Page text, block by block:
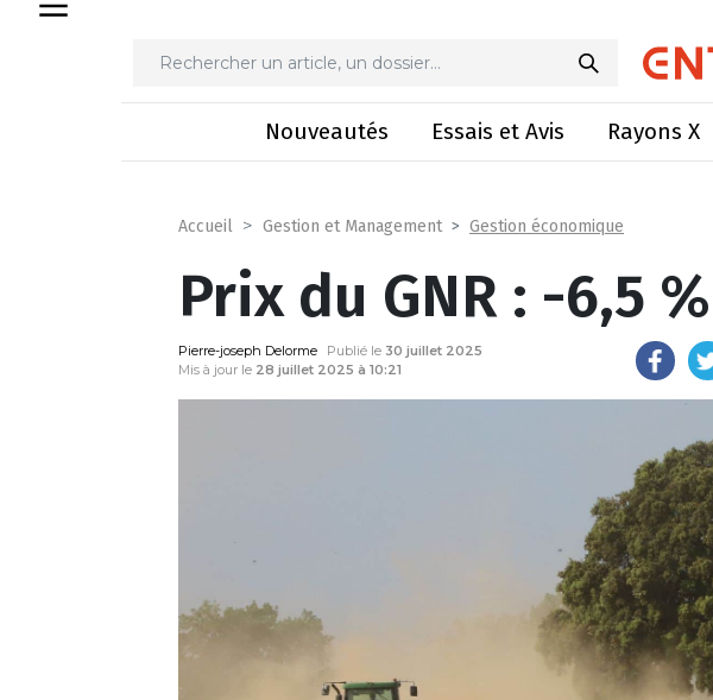
Nouveautés Essais et Avis Rayons X
Accueil Gestion et Management Gestion économique
Prix du GNR : -6,5
Pierre-joseph Delorme Publié le 30 juillet 2025
Mis à jour le 28 juillet 2025 à 10:21